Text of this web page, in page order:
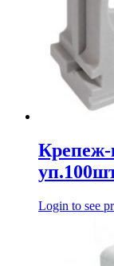
Крепеж-
Login to see